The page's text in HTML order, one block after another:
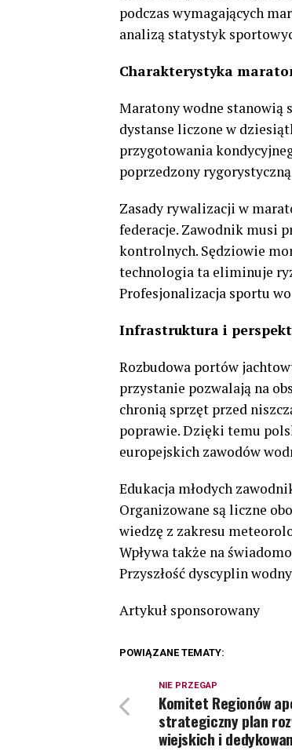
podczas wymagających
analizą statystyk
Charakterystyka
Maratony wodne stanowią
dystanse liczone w
przygotowania
poprzedzony
Zasady rywalizacji w
federacje. Zawodnik musi
kontrolnych. Sędziowie
technologia ta eliminuje
Profesjonalizacja sportu
Infrastruktura i
Rozbudowa portów
przystanie pozwalają na
chronią sprzęt przed
poprawie. Dzięki temu
europejskich zawodów
Edukacja młodych
Organizowane są liczne
wiedzę z zakresu
Wpływa także na
Przyszłość dyscyplin
Artykuł sponsorowany
POWIĄZANE TEMATY:
NIE PRZEGAP
Komitet Regionów
strategiczny plan
wiejskich i